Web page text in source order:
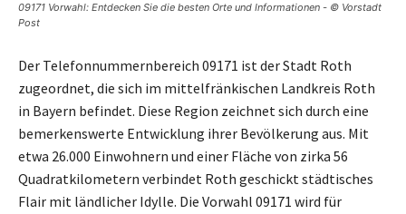
09171 Vorwahl: Entdecken Sie die besten Orte und Informationen - © Vorstadt
Post
Der Telefonnummernbereich 09171 ist der Stadt Roth
zugeordnet, die sich im mittelfränkischen Landkreis Roth
in Bayern befindet. Diese Region zeichnet sich durch eine
bemerkenswerte Entwicklung ihrer Bevölkerung aus. Mit
etwa 26.000 Einwohnern und einer Fläche von zirka 56
Quadratkilometern verbindet Roth geschickt städtisches
Flair mit ländlicher Idylle. Die Vorwahl 09171 wird für